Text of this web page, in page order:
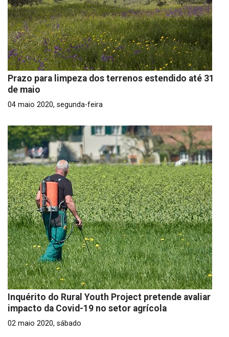
Prazo para limpeza dos terrenos estendido até 31
de maio
04 maio 2020, segunda-feira
Inquérito do Rural Youth Project pretende avaliar
impacto da Covid-19 no setor agrícola
02 maio 2020, sábado